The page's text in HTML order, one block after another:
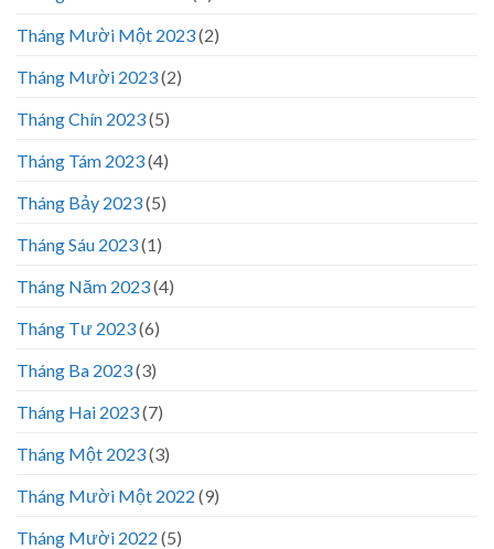
Tháng Mười Một 2023(2)
Tháng Mười 2023(2)
Tháng Chín 2023(5)
Tháng Tám 2023(4)
Tháng Bảy 2023(5)
Tháng Sáu 2023(1)
Tháng Năm 2023(4)
Tháng Tư 2023(6)
Tháng Ba 2023(3)
Tháng Hai 2023(7)
Tháng Một 2023(3)
Tháng Mười Một 2022 (9)
Tháng Mười 2022 (5)